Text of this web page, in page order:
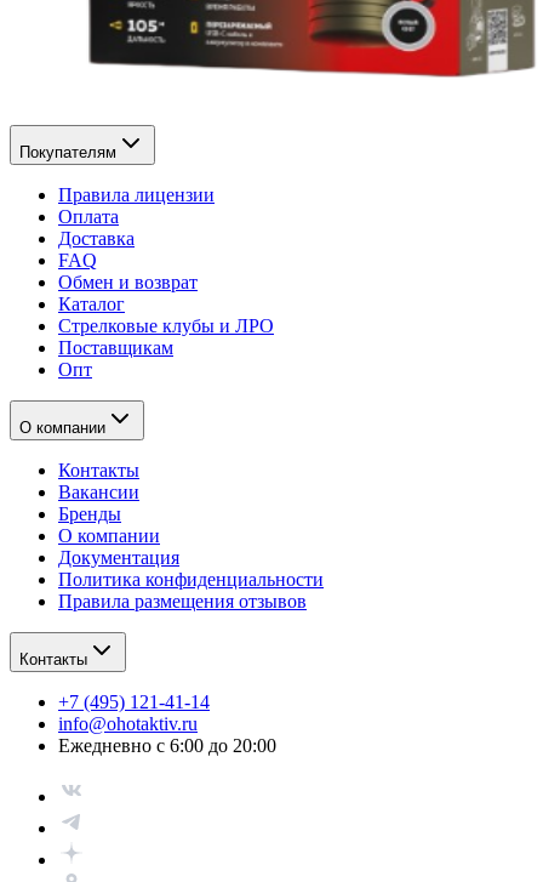
Покупателям
Правила лицензии
Оплата
Доставка
FAQ
Обмен и возврат
Каталог
Стрелковые клубы и ЛРО
Поставщикам
Опт
О компании
Контакты
Вакансии
Бренды
О компании
Документация
Политика конфиденциальности
Правила размещения отзывов
Контакты
+7 (495) 121-41-14
info@ohotaktiv.ru
Ежедневно с 6:00 до 20:00